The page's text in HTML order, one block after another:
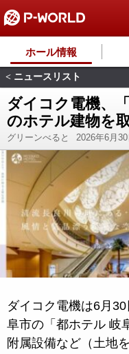
ホール情報
< ニュースリスト
ダイコク電機、
のホテル建物を
グリーンべると 2026年6月30
ダイコク電機は6月
阜市の「都ホテル 岐
附属設備など（土地